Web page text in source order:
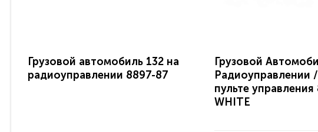
Грузовой автомобиль 132 на
радиоуправлении 8897-87
Грузовой
Радиоуправлении
пульте
WHITE